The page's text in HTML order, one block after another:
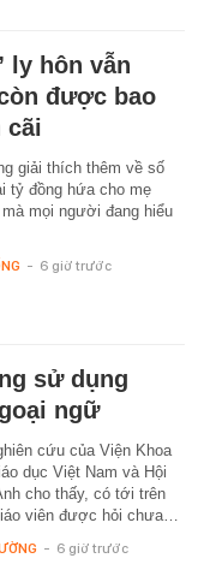
ly hôn vẫn
được bao
cãi
giải thích thêm về số
tỷ đồng hứa cho mẹ
mọi người đang hiểu
- 6 giờ trước
sử dụng
ngữ
cứu của Viện Khoa
dục Việt Nam và Hội
cho thấy, có tới trên
viên được hỏi chưa…
- 6 giờ trước